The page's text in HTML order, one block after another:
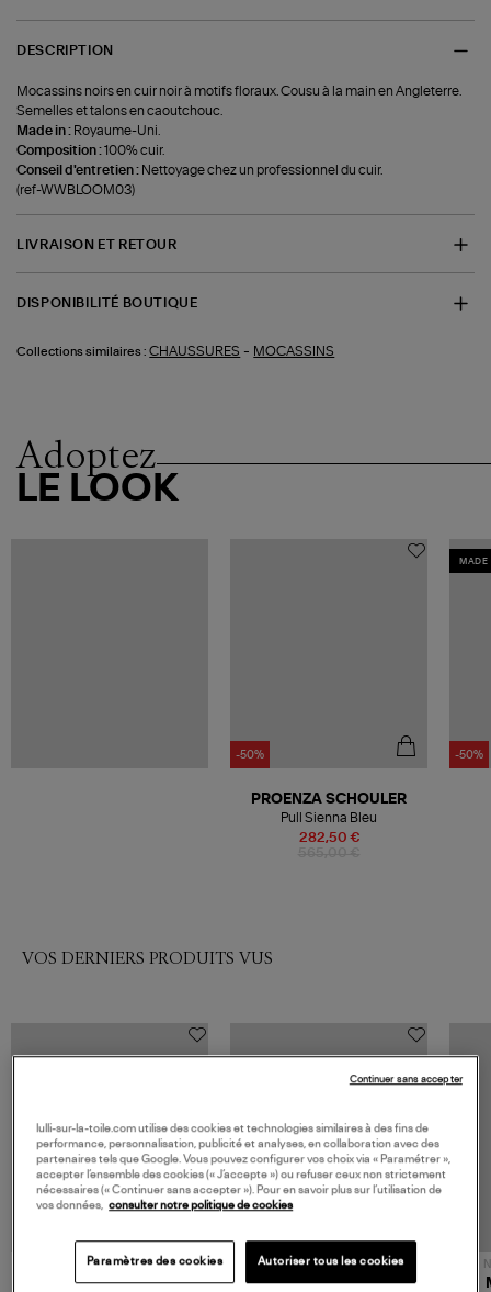
DESCRIPTION
Mocassins noirs en cuir noir à motifs floraux. Cousu à la main en Angleterre.
Semelles et talons en caoutchouc.
Made in : Royaume-Uni.
Composition :100% cuir.
Conseil d'entretien : Nettoyage chez un professionnel du cuir.
(ref-WWBLOOM03)
LIVRAISON ET RETOUR
DISPONIBILITÉ BOUTIQUE
Collections similaires : CHAUSSURES - MOCASSINS
Adoptez
LE LOOK
-50%
282,50 €
PROENZA SCHOULER
Pull Sienna Bleu
MADE
-50%
VOS DERNIERS PRODUITS VUS
JEROME DREYFUSS
NOUVELLE COLLECTION
TORAL
lulli-sur-la-toile.com utilise des cookies et technologies similaires à des fins de
performance, personnalisation, publicité et analyses, en collaboration avec des
partenaires tels que Google. Vous pouvez configurer vos choix via « Paramétrer »,
accepter l’ensemble des cookies (« J’accepte ») ou refuser ceux non strictement
nécessaires (« Continuer sans accepter »). Pour en savoir plus sur l’utilisation de
vos données,
consulter notre politique de cookies
Paramètres des cookies Autoriser tous les cookies
Continuer sans accepter